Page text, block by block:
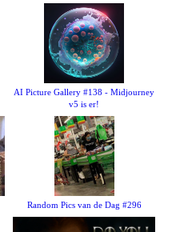
AI Picture Gallery #138 - Midjourney
v5 is er!
Random Pics van de Dag #296